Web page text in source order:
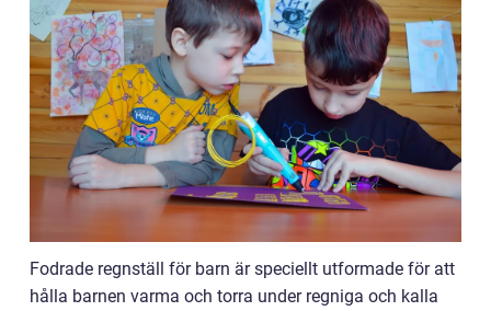
Fodrade regnställ för barn är speciellt utformade för att
hålla barnen varma och torra under regniga och kalla